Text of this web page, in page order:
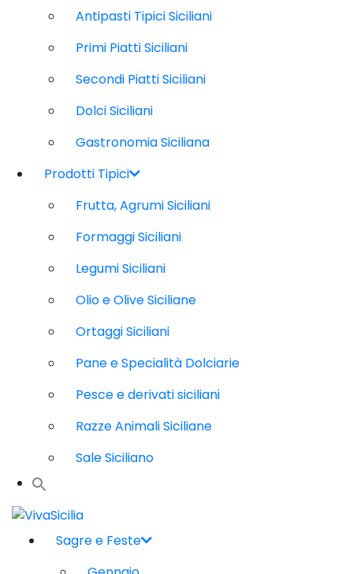
Antipasti Tipici Siciliani
Primi Piatti Siciliani
Secondi Piatti Siciliani
Dolci Siciliani
Gastronomia Siciliana
Prodotti Tipici
Frutta, Agrumi Siciliani
Formaggi Siciliani
Legumi Siciliani
Olio e Olive Siciliane
Ortaggi Siciliani
Pane e Specialità Dolciarie
Pesce e derivati siciliani
Razze Animali Siciliane
Sale Siciliano
Sagre e Feste